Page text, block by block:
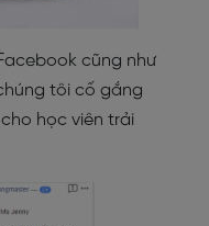
cũng như
tôi cố gắng
học viên trải